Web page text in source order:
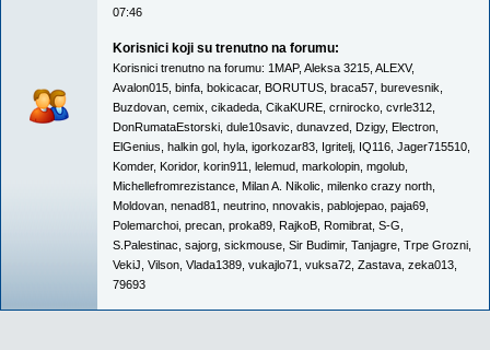
07:46
Korisnici koji su trenutno na forumu:
Korisnici trenutno na forumu: 1MAP, Aleksa 3215 ALEXV,
Avalon015 binfa bokicacar, BORUTUS braca57 burevesnik
Buzdovan cemix cikadeda CikaKURE crnirocko cvrle312
DonRumataEstorski dule10savic dunavzed Dzigy, Electron
ElGenius halkin gol hyla igorkozar83 Igritelj IQ116 Jager715510
Komder, Koridor, korin911 lelemud markolopin mgolub
Michellefromrezistance Milan A. Nikolic milenko crazy north
Moldovan nenad81 neutrino nnovakis pablojepao paja69
Polemarchoi precan proka89 RajkoB Romibrat S-G
S.Palestinac sajorg sickmouse Sir Budimir, Tanjagre Trpe Grozni
VekiJ Vilson Vlada1389 vukajlo71 vuksa72 Zastava zeka013
79693